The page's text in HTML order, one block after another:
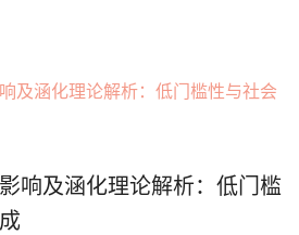
响及涵化理论解析：低门槛